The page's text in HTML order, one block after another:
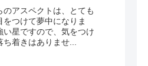
アスペクトは、とても
つけて夢中になりま
星ですので、気をつけ
ち着きはありませ...